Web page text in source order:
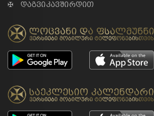
✠ დაგვიკავშირდით